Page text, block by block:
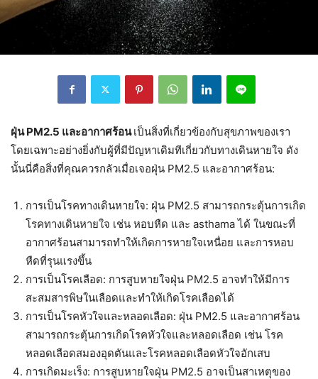
ฝุ่น PM2.5 และอากาศร้อนเป็นสิ่งที่เกี่ยวข้องกับสุขภาพของเรา
โดยเฉพาะอย่างยิ่งกับผู้ที่มีปัญหาเดิมทีเกี่ยวกับทางเดินหายใจ ดัง
นั้นนี่คือสิ่งที่คุณควรกลัวเมื่อเจอฝุ่น PM2.5 และอากาศร้อน:
การเป็นโรคทางเดินหายใจ: ฝุ่น PM2.5 สามารถกระตุ้นการเกิด
โรคทางเดินหายใจ เช่น หอบหืด และ asthama ได้ ในขณะที่
อากาศร้อนสามารถทำให้เกิดการหายใจเหนื่อย และการหอบ
หืดที่รุนแรงขึ้น
การเป็นโรคเลือด: การสูบหายใจฝุ่น PM2.5 อาจทำให้มีการ
สะสมสารพิษในเลือดและทำให้เกิดโรคเลือดได้
การเป็นโรคหัวใจและหลอดเลือด: ฝุ่น PM2.5 และอากาศร้อน
สามารถกระตุ้นการเกิดโรคหัวใจและหลอดเลือด เช่น โรค
หลอดเลือดสมองอุดตันและโรคหลอดเลือดหัวใจอักเสบ
การเกิดมะเร็ง: การสูบหายใจฝุ่น PM2.5 อาจเป็นสาเหตุของ